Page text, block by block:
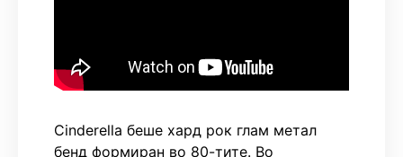
Cinderella беше хард рок глам метал
бенд формиран во 80-тите. Во